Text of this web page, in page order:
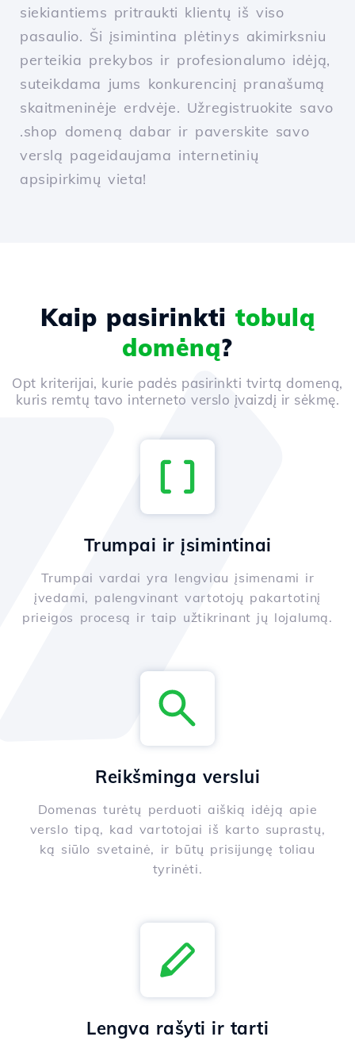
siekiantiems pritraukti klientų iš viso
pasaulio. Ši įsimintina plėtinys akimirksniu
perteikia prekybos ir profesionalumo idėją,
suteikdama jums konkurencinį pranašumą
skaitmeninėje erdvėje. Užregistruokite savo
.shop domeną dabar ir paverskite savo
verslą pageidaujama internetinių
apsipirkimų vieta!
Kaip pasirinkti tobulą
domėną?
Opt kriterijai, kurie padės pasirinkti tvirtą domeną,
kuris remtų tavo interneto verslo įvaizdį ir sėkmę.
Trumpai ir įsimintinai
Trumpai vardai yra lengviau įsimenami ir
įvedami, palengvinant vartotojų pakartotinį
prieigos procesą ir taip užtikrinant jų lojalumą.
Reikšminga verslui
Domenas turėtų perduoti aiškią idėją apie
verslo tipą, kad vartotojai iš karto suprastų,
ką siūlo svetainė, ir būtų prisijungę toliau
tyrinėti.
Lengva rašyti ir tarti